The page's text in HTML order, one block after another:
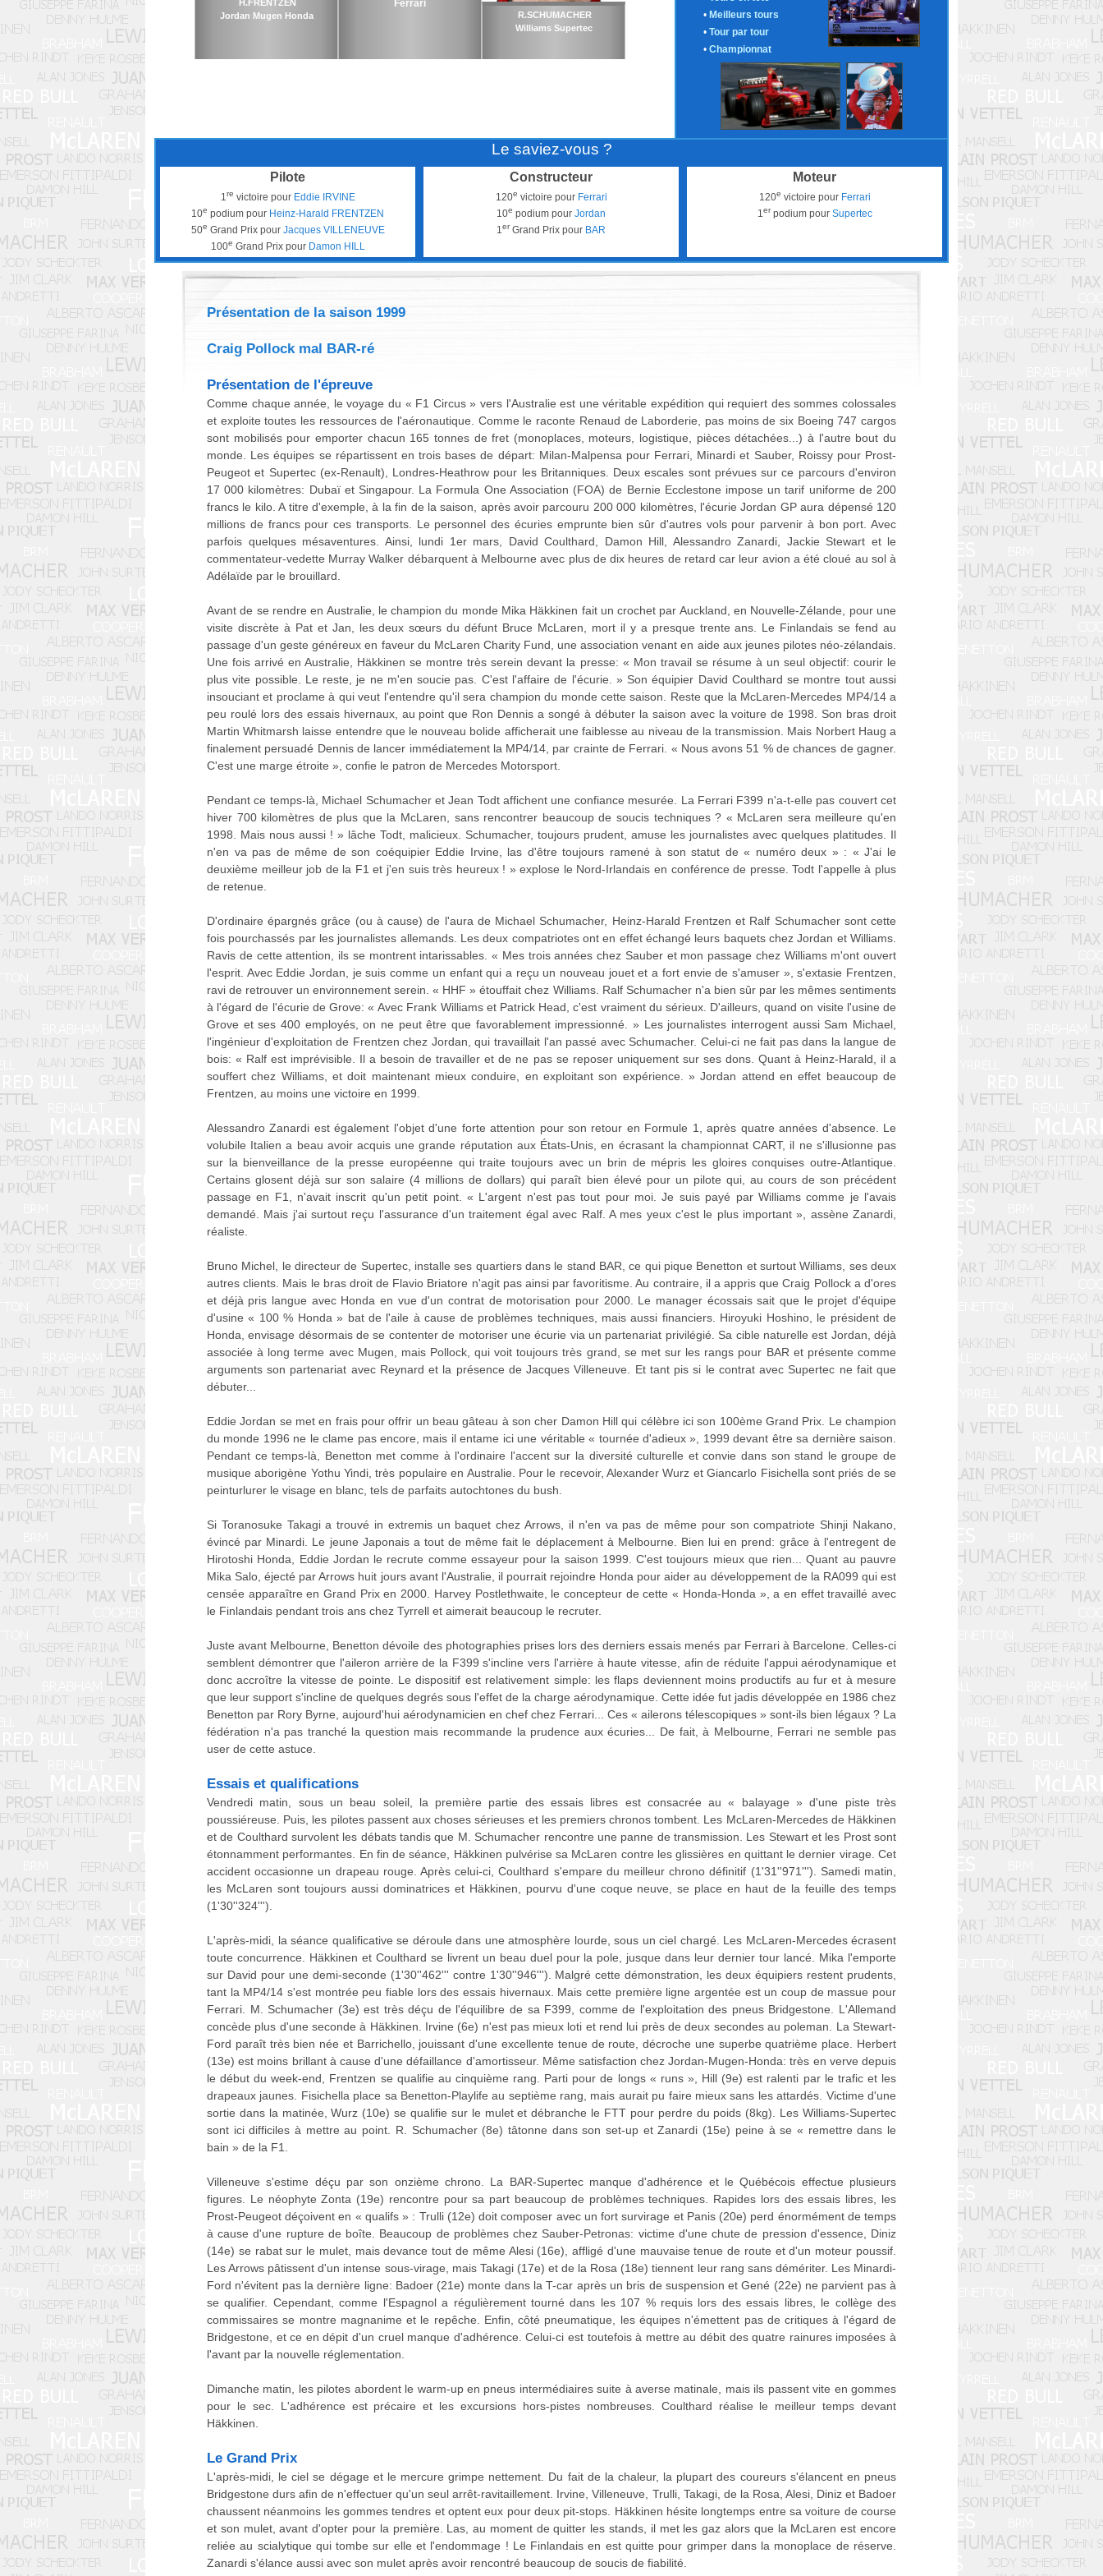
H.FRENTZEN
Jordan Mugen Honda
Ferrari
R.SCHUMACHER
Williams Supertec
• Meilleurs tours
• Tour par tour
• Championnat
Le saviez-vous ?
Pilote
1re victoire pour Eddie IRVINE
10e podium pour Heinz-Harald FRENTZEN
50e Grand Prix pour Jacques VILLENEUVE
100e Grand Prix pour Damon HILL
Constructeur
120e victoire pour Ferrari
10e podium pour Jordan
1er Grand Prix pour BAR
Moteur
120e victoire pour Ferrari
1er podium pour Supertec
Présentation de la saison 1999
Craig Pollock mal BAR-ré
Présentation de l'épreuve
Comme chaque année, le voyage du « F1 Circus » vers l'Australie est une véritable expédition qui requiert des sommes colossales
et exploite toutes les ressources de l'aéronautique. Comme le raconte Renaud de Laborderie, pas moins de six Boeing 747 cargos
sont mobilisés pour emporter chacun 165 tonnes de fret (monoplaces, moteurs, logistique, pièces détachées...) à l'autre bout du
monde. Les équipes se répartissent en trois bases de départ: Milan-Malpensa pour Ferrari, Minardi et Sauber, Roissy pour Prost-
Peugeot et Supertec (ex-Renault), Londres-Heathrow pour les Britanniques. Deux escales sont prévues sur ce parcours d'environ
17 000 kilomètres: Dubaï et Singapour. La Formula One Association (FOA) de Bernie Ecclestone impose un tarif uniforme de 200
francs le kilo. A titre d'exemple, à la fin de la saison, après avoir parcouru 200 000 kilomètres, l'écurie Jordan GP aura dépensé 120
millions de francs pour ces transports. Le personnel des écuries emprunte bien sûr d'autres vols pour parvenir à bon port. Avec
parfois quelques mésaventures. Ainsi, lundi 1er mars, David Coulthard, Damon Hill, Alessandro Zanardi, Jackie Stewart et le
commentateur-vedette Murray Walker débarquent à Melbourne avec plus de dix heures de retard car leur avion a été cloué au sol à
Adélaïde par le brouillard.
Avant de se rendre en Australie, le champion du monde Mika Häkkinen fait un crochet par Auckland, en Nouvelle-Zélande, pour une
visite discrète à Pat et Jan, les deux sœurs du défunt Bruce McLaren, mort il y a presque trente ans. Le Finlandais se fend au
passage d'un geste généreux en faveur du McLaren Charity Fund, une association venant en aide aux jeunes pilotes néo-zélandais.
Une fois arrivé en Australie, Häkkinen se montre très serein devant la presse: « Mon travail se résume à un seul objectif: courir le
plus vite possible. Le reste, je ne m'en soucie pas. C'est l'affaire de l'écurie. » Son équipier David Coulthard se montre tout aussi
insouciant et proclame à qui veut l'entendre qu'il sera champion du monde cette saison. Reste que la McLaren-Mercedes MP4/14 a
peu roulé lors des essais hivernaux, au point que Ron Dennis a songé à débuter la saison avec la voiture de 1998. Son bras droit
Martin Whitmarsh laisse entendre que le nouveau bolide afficherait une faiblesse au niveau de la transmission. Mais Norbert Haug a
finalement persuadé Dennis de lancer immédiatement la MP4/14, par crainte de Ferrari. « Nous avons 51 % de chances de gagner.
C'est une marge étroite », confie le patron de Mercedes Motorsport.
Pendant ce temps-là, Michael Schumacher et Jean Todt affichent une confiance mesurée. La Ferrari F399 n'a-t-elle pas couvert cet
hiver 700 kilomètres de plus que la McLaren, sans rencontrer beaucoup de soucis techniques ? « McLaren sera meilleure qu'en
1998. Mais nous aussi ! » lâche Todt, malicieux. Schumacher, toujours prudent, amuse les journalistes avec quelques platitudes. Il
n'en va pas de même de son coéquipier Eddie Irvine, las d'être toujours ramené à son statut de « numéro deux » : « J'ai le
deuxième meilleur job de la F1 et j'en suis très heureux ! » explose le Nord-Irlandais en conférence de presse. Todt l'appelle à plus
de retenue.
D'ordinaire épargnés grâce (ou à cause) de l'aura de Michael Schumacher, Heinz-Harald Frentzen et Ralf Schumacher sont cette
fois pourchassés par les journalistes allemands. Les deux compatriotes ont en effet échangé leurs baquets chez Jordan et Williams.
Ravis de cette attention, ils se montrent intarissables. « Mes trois années chez Sauber et mon passage chez Williams m'ont ouvert
l'esprit. Avec Eddie Jordan, je suis comme un enfant qui a reçu un nouveau jouet et a fort envie de s'amuser », s'extasie Frentzen,
ravi de retrouver un environnement serein. « HHF » étouffait chez Williams. Ralf Schumacher n'a bien sûr par les mêmes sentiments
à l'égard de l'écurie de Grove: « Avec Frank Williams et Patrick Head, c'est vraiment du sérieux. D'ailleurs, quand on visite l'usine de
Grove et ses 400 employés, on ne peut être que favorablement impressionné. » Les journalistes interrogent aussi Sam Michael,
l'ingénieur d'exploitation de Frentzen chez Jordan, qui travaillait l'an passé avec Schumacher. Celui-ci ne fait pas dans la langue de
bois: « Ralf est imprévisible. Il a besoin de travailler et de ne pas se reposer uniquement sur ses dons. Quant à Heinz-Harald, il a
souffert chez Williams, et doit maintenant mieux conduire, en exploitant son expérience. » Jordan attend en effet beaucoup de
Frentzen, au moins une victoire en 1999.
Alessandro Zanardi est également l'objet d'une forte attention pour son retour en Formule 1, après quatre années d'absence. Le
volubile Italien a beau avoir acquis une grande réputation aux États-Unis, en écrasant la championnat CART, il ne s'illusionne pas
sur la bienveillance de la presse européenne qui traite toujours avec un brin de mépris les gloires conquises outre-Atlantique.
Certains glosent déjà sur son salaire (4 millions de dollars) qui paraît bien élevé pour un pilote qui, au cours de son précédent
passage en F1, n'avait inscrit qu'un petit point. « L'argent n'est pas tout pour moi. Je suis payé par Williams comme je l'avais
demandé. Mais j'ai surtout reçu l'assurance d'un traitement égal avec Ralf. A mes yeux c'est le plus important », assène Zanardi,
réaliste.
Bruno Michel, le directeur de Supertec, installe ses quartiers dans le stand BAR, ce qui pique Benetton et surtout Williams, ses deux
autres clients. Mais le bras droit de Flavio Briatore n'agit pas ainsi par favoritisme. Au contraire, il a appris que Craig Pollock a d'ores
et déjà pris langue avec Honda en vue d'un contrat de motorisation pour 2000. Le manager écossais sait que le projet d'équipe
d'usine « 100 % Honda » bat de l'aile à cause de problèmes techniques, mais aussi financiers. Hiroyuki Hoshino, le président de
Honda, envisage désormais de se contenter de motoriser une écurie via un partenariat privilégié. Sa cible naturelle est Jordan, déjà
associée à long terme avec Mugen, mais Pollock, qui voit toujours très grand, se met sur les rangs pour BAR et présente comme
arguments son partenariat avec Reynard et la présence de Jacques Villeneuve. Et tant pis si le contrat avec Supertec ne fait que
débuter...
Eddie Jordan se met en frais pour offrir un beau gâteau à son cher Damon Hill qui célèbre ici son 100ème Grand Prix. Le champion
du monde 1996 ne le clame pas encore, mais il entame ici une véritable « tournée d'adieux », 1999 devant être sa dernière saison.
Pendant ce temps-là, Benetton met comme à l'ordinaire l'accent sur la diversité culturelle et convie dans son stand le groupe de
musique aborigène Yothu Yindi, très populaire en Australie. Pour le recevoir, Alexander Wurz et Giancarlo Fisichella sont priés de se
peinturlurer le visage en blanc, tels de parfaits autochtones du bush.
Si Toranosuke Takagi a trouvé in extremis un baquet chez Arrows, il n'en va pas de même pour son compatriote Shinji Nakano,
évincé par Minardi. Le jeune Japonais a tout de même fait le déplacement à Melbourne. Bien lui en prend: grâce à l'entregent de
Hirotoshi Honda, Eddie Jordan le recrute comme essayeur pour la saison 1999. C'est toujours mieux que rien... Quant au pauvre
Mika Salo, éjecté par Arrows huit jours avant l'Australie, il pourrait rejoindre Honda pour aider au développement de la RA099 qui est
censée apparaître en Grand Prix en 2000. Harvey Postlethwaite, le concepteur de cette « Honda-Honda », a en effet travaillé avec
le Finlandais pendant trois ans chez Tyrrell et aimerait beaucoup le recruter.
Juste avant Melbourne, Benetton dévoile des photographies prises lors des derniers essais menés par Ferrari à Barcelone. Celles-ci
semblent démontrer que l'aileron arrière de la F399 s'incline vers l'arrière à haute vitesse, afin de réduite l'appui aérodynamique et
donc accroître la vitesse de pointe. Le dispositif est relativement simple: les flaps deviennent moins productifs au fur et à mesure
que leur support s'incline de quelques degrés sous l'effet de la charge aérodynamique. Cette idée fut jadis développée en 1986 chez
Benetton par Rory Byrne, aujourd'hui aérodynamicien en chef chez Ferrari... Ces « ailerons télescopiques » sont-ils bien légaux ? La
fédération n'a pas tranché la question mais recommande la prudence aux écuries... De fait, à Melbourne, Ferrari ne semble pas
user de cette astuce.
Essais et qualifications
Vendredi matin, sous un beau soleil, la première partie des essais libres est consacrée au « balayage » d'une piste très
poussiéreuse. Puis, les pilotes passent aux choses sérieuses et les premiers chronos tombent. Les McLaren-Mercedes de Häkkinen
et de Coulthard survolent les débats tandis que M. Schumacher rencontre une panne de transmission. Les Stewart et les Prost sont
étonnamment performantes. En fin de séance, Häkkinen pulvérise sa McLaren contre les glissières en quittant le dernier virage. Cet
accident occasionne un drapeau rouge. Après celui-ci, Coulthard s'empare du meilleur chrono définitif (1'31''971'''). Samedi matin,
les McLaren sont toujours aussi dominatrices et Häkkinen, pourvu d'une coque neuve, se place en haut de la feuille des temps
(1'30''324''').
L'après-midi, la séance qualificative se déroule dans une atmosphère lourde, sous un ciel chargé. Les McLaren-Mercedes écrasent
toute concurrence. Häkkinen et Coulthard se livrent un beau duel pour la pole, jusque dans leur dernier tour lancé. Mika l'emporte
sur David pour une demi-seconde (1'30''462''' contre 1'30''946'''). Malgré cette démonstration, les deux équipiers restent prudents,
tant la MP4/14 s'est montrée peu fiable lors des essais hivernaux. Mais cette première ligne argentée est un coup de massue pour
Ferrari. M. Schumacher (3e) est très déçu de l'équilibre de sa F399, comme de l'exploitation des pneus Bridgestone. L'Allemand
concède plus d'une seconde à Häkkinen. Irvine (6e) n'est pas mieux loti et rend lui près de deux secondes au poleman. La Stewart-
Ford paraît très bien née et Barrichello, jouissant d'une excellente tenue de route, décroche une superbe quatrième place. Herbert
(13e) est moins brillant à cause d'une défaillance d'amortisseur. Même satisfaction chez Jordan-Mugen-Honda: très en verve depuis
le début du week-end, Frentzen se qualifie au cinquième rang. Parti pour de longs « runs », Hill (9e) est ralenti par le trafic et les
drapeaux jaunes. Fisichella place sa Benetton-Playlife au septième rang, mais aurait pu faire mieux sans les attardés. Victime d'une
sortie dans la matinée, Wurz (10e) se qualifie sur le mulet et débranche le FTT pour perdre du poids (8kg). Les Williams-Supertec
sont ici difficiles à mettre au point. R. Schumacher (8e) tâtonne dans son set-up et Zanardi (15e) peine à se « remettre dans le
bain » de la F1.
Villeneuve s'estime déçu par son onzième chrono. La BAR-Supertec manque d'adhérence et le Québécois effectue plusieurs
figures. Le néophyte Zonta (19e) rencontre pour sa part beaucoup de problèmes techniques. Rapides lors des essais libres, les
Prost-Peugeot déçoivent en « qualifs » : Trulli (12e) doit composer avec un fort survirage et Panis (20e) perd énormément de temps
à cause d'une rupture de boîte. Beaucoup de problèmes chez Sauber-Petronas: victime d'une chute de pression d'essence, Diniz
(14e) se rabat sur le mulet, mais devance tout de même Alesi (16e), affligé d'une mauvaise tenue de route et d'un moteur poussif.
Les Arrows pâtissent d'un intense sous-virage, mais Takagi (17e) et de la Rosa (18e) tiennent leur rang sans démériter. Les Minardi-
Ford n'évitent pas la dernière ligne: Badoer (21e) monte dans la T-car après un bris de suspension et Gené (22e) ne parvient pas à
se qualifier. Cependant, comme l'Espagnol a régulièrement tourné dans les 107 % requis lors des essais libres, le collège des
commissaires se montre magnanime et le repêche. Enfin, côté pneumatique, les équipes n'émettent pas de critiques à l'égard de
Bridgestone, et ce en dépit d'un cruel manque d'adhérence. Celui-ci est toutefois à mettre au débit des quatre rainures imposées à
l'avant par la nouvelle réglementation.
Dimanche matin, les pilotes abordent le warm-up en pneus intermédiaires suite à averse matinale, mais ils passent vite en gommes
pour le sec. L'adhérence est précaire et les excursions hors-pistes nombreuses. Coulthard réalise le meilleur temps devant
Häkkinen.
Le Grand Prix
L'après-midi, le ciel se dégage et le mercure grimpe nettement. Du fait de la chaleur, la plupart des coureurs s'élancent en pneus
Bridgestone durs afin de n'effectuer qu'un seul arrêt-ravitaillement. Irvine, Villeneuve, Trulli, Takagi, de la Rosa, Alesi, Diniz et Badoer
chaussent néanmoins les gommes tendres et optent eux pour deux pit-stops. Häkkinen hésite longtemps entre sa voiture de course
et son mulet, avant d'opter pour la première. Las, au moment de quitter les stands, il met les gaz alors que la McLaren est encore
reliée au scialytique qui tombe sur elle et l'endommage ! Le Finlandais en est quitte pour grimper dans la monoplace de réserve.
Zanardi s'élance aussi avec son mulet après avoir rencontré beaucoup de soucis de fiabilité.